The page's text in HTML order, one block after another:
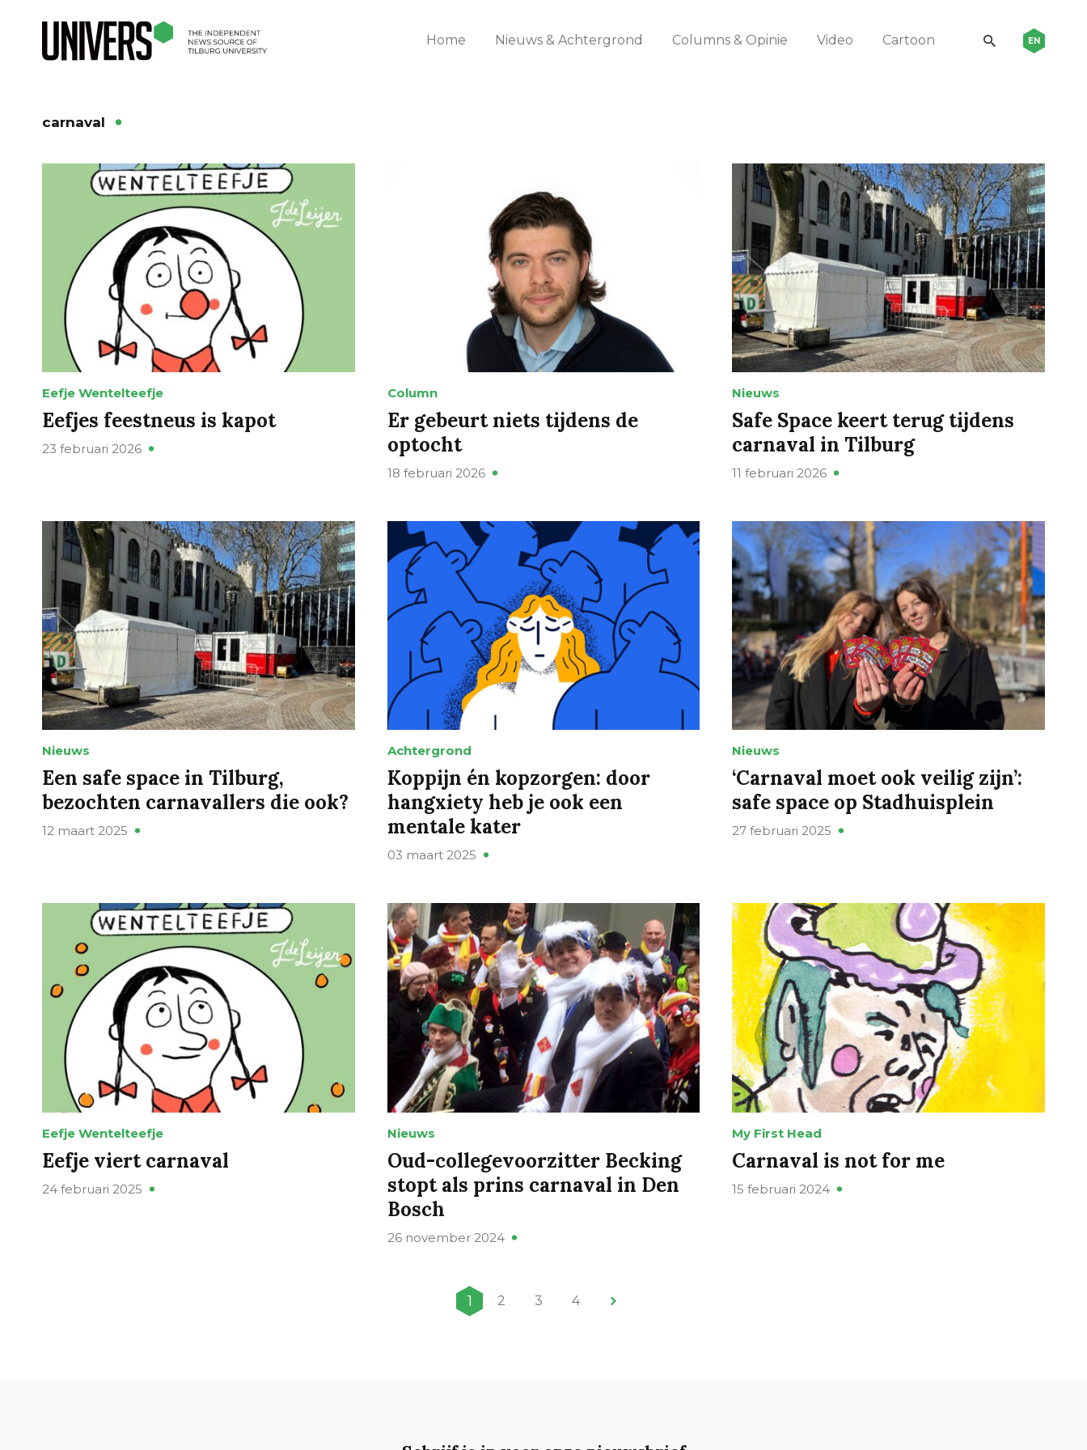
Home Nieuws & Achtergrond Columns & Opinie Video Cartoon EN
carnaval
Eefje Wentelteefje
Eefjes feestneus is kapot
23 februari 2026
Column
Er gebeurt niets tijdens de
optocht
18 februari 2026
Nieuws
Safe Space keert terug tijdens
carnaval in Tilburg
11 februari 2026
Nieuws
Een safe space in Tilburg,
bezochten carnavallers die ook?
12 maart 2025
Achtergrond
Koppijn én kopzorgen: door
hangxiety heb je ook een
mentale kater
03 maart 2025
Nieuws
‘Carnaval moet ook veilig zijn’:
safe space op Stadhuisplein
27 februari 2025
Eefje Wentelteefje
Eefje viert carnaval
24 februari 2025
Nieuws
Oud-collegevoorzitter Becking
stopt als prins carnaval in Den
Bosch
26 november 2024
My First Head
Carnaval is not for me
15 februari 2024
1 2 3 4